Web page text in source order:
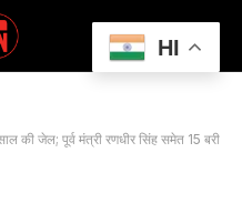
की जेल; पूर्व मंत्री रणधीर सिंह समेत 15 बरी
HI